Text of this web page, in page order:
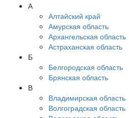
А
Алтайский край
Амурская область
Архангельская область
Астраханская область
Б
Белгородская область
Брянская область
В
Владимирская область
Волгоградская область